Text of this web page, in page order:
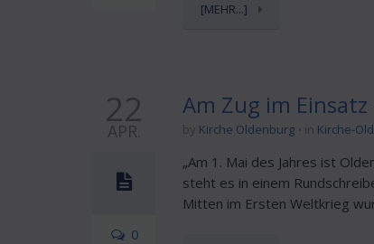
[MEHR...]
22
APR.
0
Am Zug im
by Kirche Oldenburg in Kirche-
„Am 1. Mai des Jahres ist
steht es in einem
Mitten im Ersten Weltkrieg